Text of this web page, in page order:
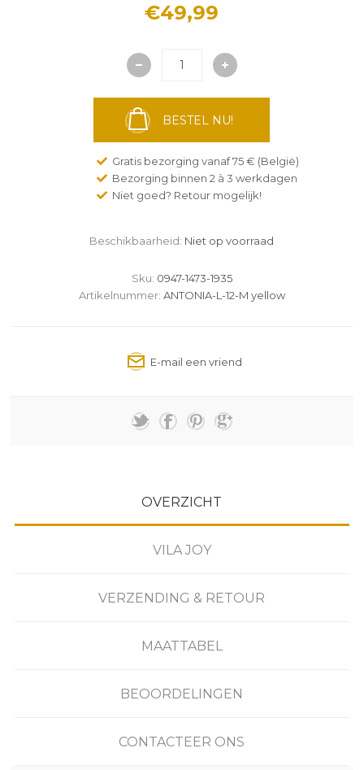
€49,99
BESTEL NU!
Gratis bezorging vanaf 75 € (België)
Bezorging binnen 2 à 3 werkdagen
Niet goed? Retour mogelijk!
Beschikbaarheid: Niet op voorraad
Sku: 0947-1473-1935
Artikelnummer: ANTONIA-L-12-M yellow
OVERZICHT
VILA JOY
VERZENDING & RETOUR
MAATTABEL
BEOORDELINGEN
CONTACTEER ONS